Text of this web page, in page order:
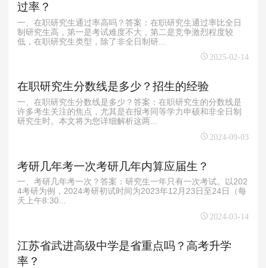
过率？
一、在职研究生通过率高吗？答案：在职研究生通过率比全日
制研究生高，第一是考试难度不大，第二是竞争激烈程度较
低，在职研究生类型，除了非全日制研...
2025-02-14
在职研究生分数线是多少？招生的经验
一、在职研究生分数线是多少？答案：在职研究生的分数线是
许多考生关注的焦点，尤其是在报考同等学力申硕和非全日制
研究生时。本文将为您详细解析这两...
2024-09-03
考研几年考一次考研几年内算应届生？
一、考研几年考一次？答案：研究生一年只有一次考试。以202
4考研为例，2024考研初试时间为2023年12月23日至24日（每
天上午8:30...
2024-03-14
江苏省武进高级中学是省重点吗？高考升学
率？